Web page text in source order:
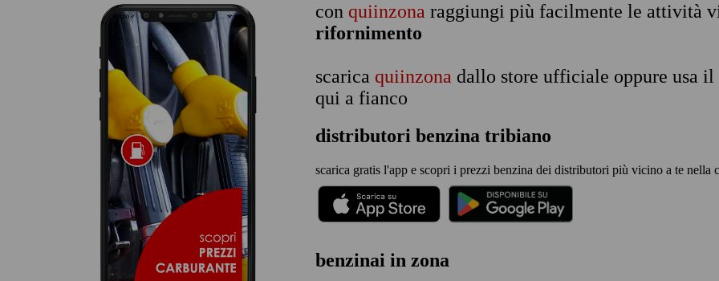
con quiinzona raggiungi più facilmente le attività
rifornimento
scarica quiinzona dallo store ufficiale oppure usa il
qui a fianco
distributori benzina tribiano
scarica gratis l'app e scopri i prezzi benzina dei distributori più vicino a te nella
benzinai in zona